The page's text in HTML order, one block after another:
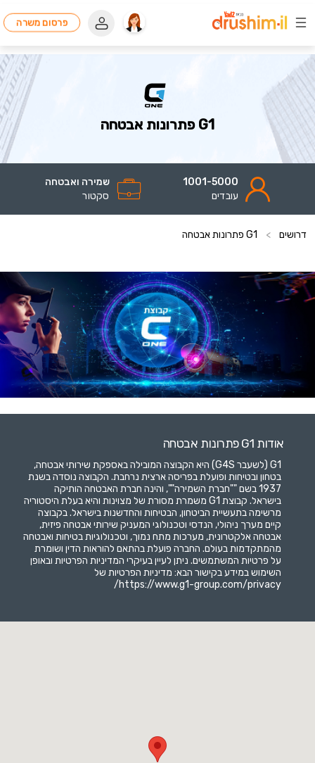
פרסום משרה
G1 פתרונות אבטחה
1001-5000
עובדים
שמירה ואבטחה
סקטור
דרושים > G1 פתרונות אבטחה
אודות G1 פתרונות אבטחה
G1 (לשעבר G4S) היא הקבוצה המובילה באספקת שירותי אבטחה,
בטחון ובטיחות ופועלת בפריסה ארצית נרחבת. הקבוצה נוסדה בשנת
1937 בשם ""חברת השמירה"", והינה חברת האבטחה הותיקה
בישראל. קבוצת G1 משמרת מסורת של מצוינות והיא בעלת היסטוריה
מרשימה בתעשיית הביטחון, הבטיחות והחדשנות בישראל. בקבוצה
קיים מערך ניהולי, הנדסי וטכנולוגי המעניק שירותי אבטחה פיזית,
אבטחה אלקטרונית, מערכות מתח נמוך, וטכנולוגיות בטיחות ואבטחה
מהמתקדמות בעולם. החברה פועלת בהתאם להוראות הדין ושומרת
על פרטיות המשתמשים. ניתן לעיין בעיקרי המדיניות הפרטיות ובאופן
השימוש במידע בקישור הבא: מדיניות הפרטיות של
https://www.g1-group.com/privacy/